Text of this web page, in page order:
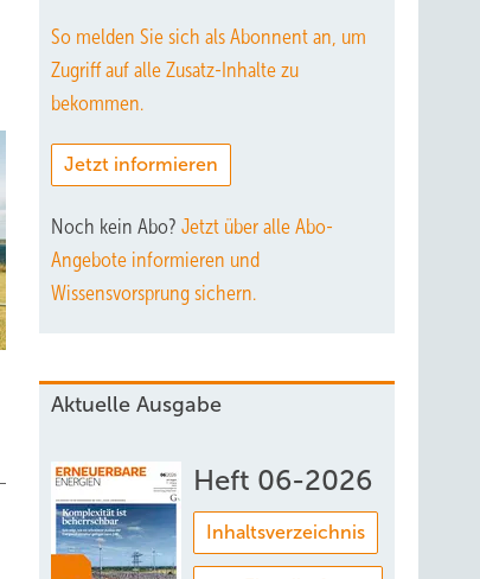
So melden Sie sich als Abonnent an, um
Zugriff auf alle Zusatz-Inhalte zu
bekommen.
Jetzt informieren
Noch kein Abo? Jetzt über alle Abo-
Angebote informieren und
Wissensvorsprung sichern.
Aktuelle Ausgabe
Heft 06-2026
Inhaltsverzeichnis